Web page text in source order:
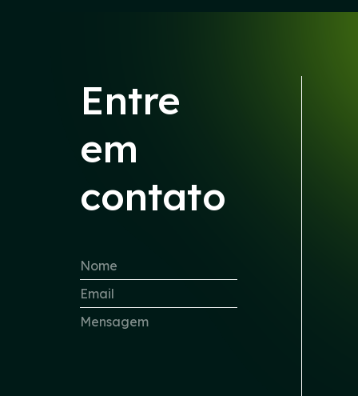
Entre
em
contato